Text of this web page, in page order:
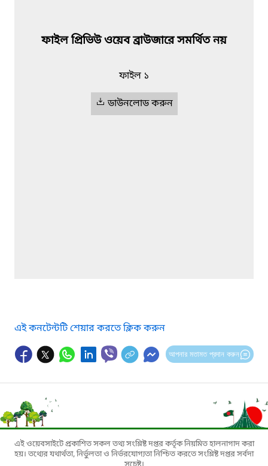
ফাইল প্রিভিউ ওয়েব ব্রাউজারে সমর্থিত নয়
ফাইল ১
ডাউনলোড করুন
এই কনটেন্টটি শেয়ার করতে ক্লিক করুন
আপনার মতামত প্রদান করুন
এই ওয়েবসাইটে প্রকাশিত সকল তথ্য সংশ্লিষ্ট দপ্তর কর্তৃক নিয়মিত হালনাগাদ করা
হয়। তথ্যের যথার্থতা, নির্ভুলতা ও নির্ভরযোগ্যতা নিশ্চিত করতে সংশ্লিষ্ট দপ্তর সর্বদা